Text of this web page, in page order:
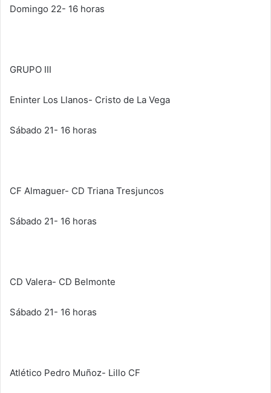
Domingo 22- 16 horas
GRUPO III
Eninter Los Llanos- Cristo de La Vega
Sábado 21- 16 horas
CF Almaguer- CD Triana Tresjuncos
Sábado 21- 16 horas
CD Valera- CD Belmonte
Sábado 21- 16 horas
Atlético Pedro Muñoz- Lillo CF